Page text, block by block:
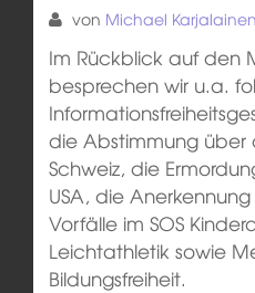
von Michael
Im Rückblick auf den
besprechen wir u.a.
die Abstimmung über
Schweiz, die
USA, die
Vorfälle im SOS
Leichtathletik sowie
Bildungsfreiheit.